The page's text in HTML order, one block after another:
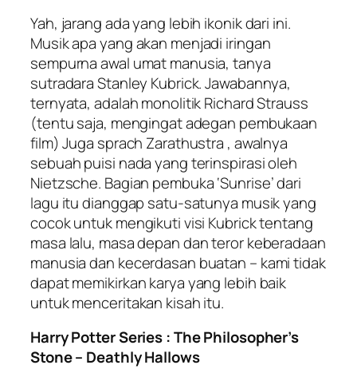
Yah, jarang ada yang lebih ikonik dari ini.
Musik apa yang akan menjadi iringan
sempurna awal umat manusia, tanya
sutradara Stanley Kubrick. Jawabannya,
ternyata, adalah monolitik Richard Strauss
(tentu saja, mengingat adegan pembukaan
film) Juga sprach Zarathustra , awalnya
sebuah puisi nada yang terinspirasi oleh
Nietzsche. Bagian pembuka ‘Sunrise’ dari
lagu itu dianggap satu-satunya musik yang
cocok untuk mengikuti visi Kubrick tentang
masa lalu, masa depan dan teror keberadaan
manusia dan kecerdasan buatan – kami tidak
dapat memikirkan karya yang lebih baik
untuk menceritakan kisah itu.
Harry Potter Series : The Philosopher’s
Stone – Deathly Hallows